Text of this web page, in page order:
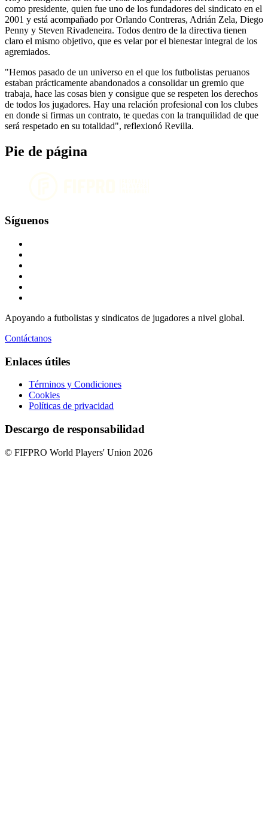
como presidente, quien fue uno de los fundadores del sindicato en el
2001 y está acompañado por Orlando Contreras, Adrián Zela, Diego
Penny y Steven Rivadeneira. Todos dentro de la directiva tienen
claro el mismo objetivo, que es velar por el bienestar integral de los
agremiados.
"Hemos pasado de un universo en el que los futbolistas peruanos
estaban prácticamente abandonados a consolidar un gremio que
trabaja, hace las cosas bien y consigue que se respeten los derechos
de todos los jugadores. Hay una relación profesional con los clubes
en donde si firmas un contrato, te quedas con la tranquilidad de que
será respetado en su totalidad", reflexionó Revilla.
Pie de página
Síguenos
Apoyando a futbolistas y sindicatos de jugadores a nivel global.
Contáctanos
Enlaces útiles
Términos y Condiciones
Cookies
Políticas de privacidad
Descargo de responsabilidad
© FIFPRO World Players' Union 2026